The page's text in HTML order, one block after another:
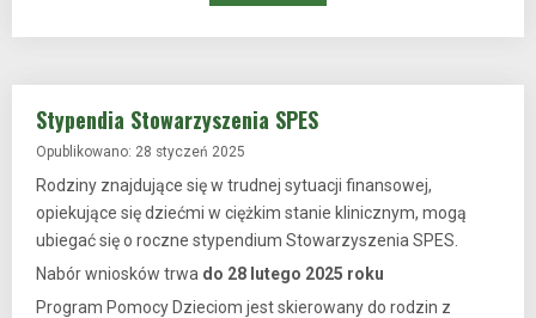
Stypendia Stowarzyszenia SPES
Opublikowano: 28 styczeń 2025
Rodziny znajdujące się w trudnej sytuacji finansowej,
opiekujące się dziećmi w ciężkim stanie klinicznym, mogą
ubiegać się o roczne stypendium Stowarzyszenia SPES.
Nabór wniosków trwa do 28 lutego 2025 roku
Program Pomocy Dzieciom jest skierowany do rodzin z